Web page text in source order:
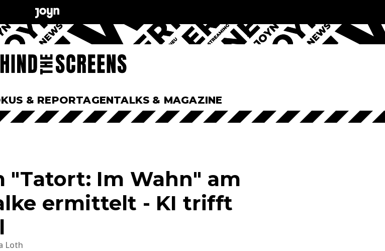
& REPORTAGENTALKS & MAGAZINE
"Tatort: Im Wahn" am
ermittelt - KI trifft
Loth